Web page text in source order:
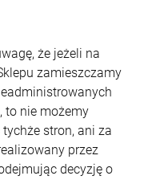
że jeżeli na
zamieszczamy
to nie możemy
stron, ani za
przez
decyzję o